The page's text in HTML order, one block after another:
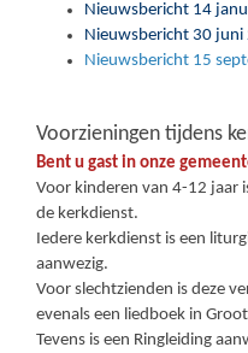
Nieuwsbericht 14
Nieuwsbericht 30 juni
Nieuwsbericht 15
Voorzieningen tijdens
Bent u gast in onze
Voor kinderen van 4-12 jaar
de kerkdienst.
Iedere kerkdienst is een
aanwezig.
Voor slechtzienden is deze
evenals een liedboek in
Tevens is een Ringleiding